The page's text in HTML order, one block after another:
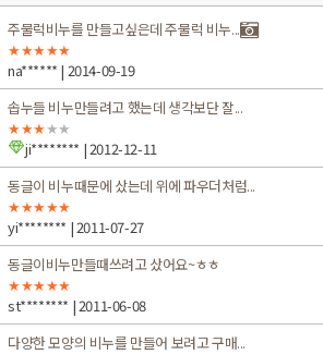
주물럭비누를 만들고싶은데 주물럭 비누...
★★★★★
na****** | 2014-09-19
솝누들 비누만들려고 했는데 생각보단 잘...
★★★★★
ji******** | 2012-12-11
동글이 비누때문에 샀는데 위에 파우더처럼...
★★★★★
yi******** | 2011-07-27
동글이비누만들때쓰려고 샀어요~ㅎㅎ
★★★★★
st******** | 2011-06-08
다양한 모양의 비누를 만들어 보려고 구매...